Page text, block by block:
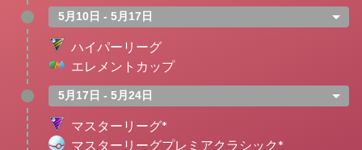
5月10日 - 5月17日
ハイパーリーグ
エレメントカップ
5月17日 - 5月24日
マスターリーグ*
マスターリーグプレミアクラシック*